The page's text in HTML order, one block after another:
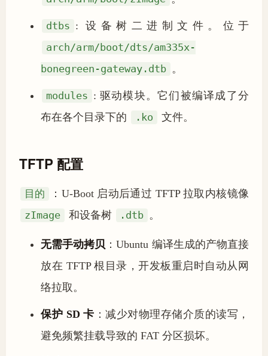
dtbs : 设备树二进制文件。位于
arch/arm/boot/dts/am335x-
bonegreen-gateway.dtb 。
modules : 驱动模块。它们被编译成了分
布在各个目录下的
.ko 文件。
TFTP 配置
目的
：U-Boot 启动后通过 TFTP 拉取内核镜像
zImage
和设备树 .dtb 。
无需手动拷贝 ：Ubuntu 编译生成的产物直接
放在 TFTP 根目录，开发板重启时自动从网
络拉取。
保护 SD 卡 ：减少对物理存储介质的读写，
避免频繁挂载导致的 FAT 分区损坏。